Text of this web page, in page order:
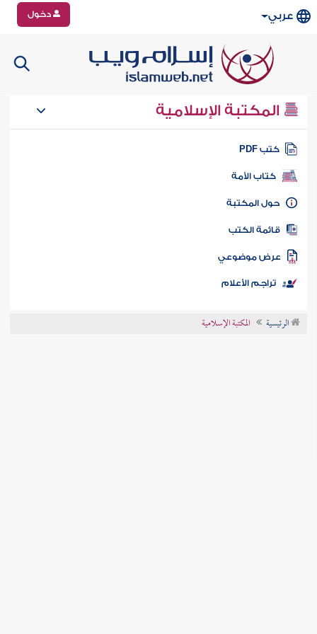
عربي دخول
المكتبة الإسلامية
كتب PDF
كتاب الأمة
المكتبة
الكتب
موضوعي
تراجم الأعلام
الرئيسية المكتبة الإسلامية